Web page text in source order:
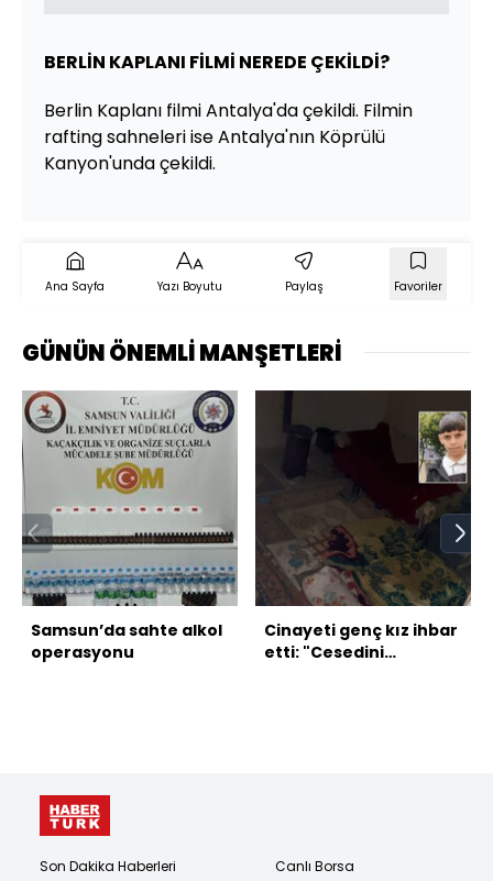
BERLİN KAPLANI FİLMİ NEREDE ÇEKİLDİ?
Berlin Kaplanı filmi Antalya'da çekildi. Filmin
rafting sahneleri ise Antalya'nın Köprülü
Kanyon'unda çekildi.
Ana Sayfa Yazı Boyutu Paylaş Favoriler
GÜNÜN ÖNEMLİ MANŞETLERİ
Samsun’da sahte alkol
operasyonu
Cinayeti genç kız ihbar
etti: "Cesedini
Son Dakika Haberleri
Canlı Borsa